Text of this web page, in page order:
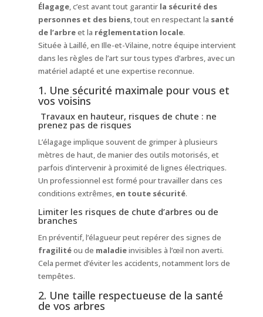
Élagage, c’est avant tout garantir la sécurité des
personnes et des biens, tout en respectant la santé
de l’arbreet la réglementation locale.
Située à Laillé, en Ille-et-Vilaine, notre équipe intervient
dans les règles de l’art sur tous types d’arbres, avec un
matériel adapté et une expertise reconnue.
1. Une sécurité maximale pour vous et
vos voisins
Travaux en hauteur, risques de chute : ne
prenez pas de risques
L’élagage implique souvent de grimper à plusieurs
mètres de haut, de manier des outils motorisés, et
parfois d’intervenir à proximité de lignes électriques.
Un professionnel est formé pour travailler dans ces
conditions extrêmes, en toute sécurité.
Limiter les risques de chute d’arbres ou de
branches
En préventif, l’élagueur peut repérer des signes de
fragilitéou de maladieinvisibles à l’œil non averti.
Cela permet d’éviter les accidents, notamment lors de
tempêtes.
2. Une taille respectueuse de la santé
de vos arbres